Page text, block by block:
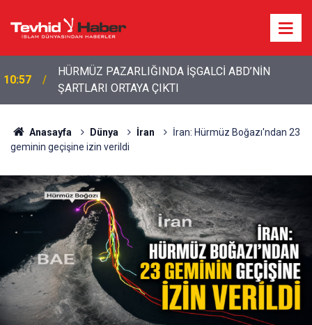
10:57
HÜRMÜZ PAZARLIĞINDA İŞGALCİ ABD’NİN
ŞARTLARI ORTAYA ÇIKTI
Anasayfa Dünya İran
İran: Hürmüz Boğazı'ndan 23
geminin geçişine izin verildi